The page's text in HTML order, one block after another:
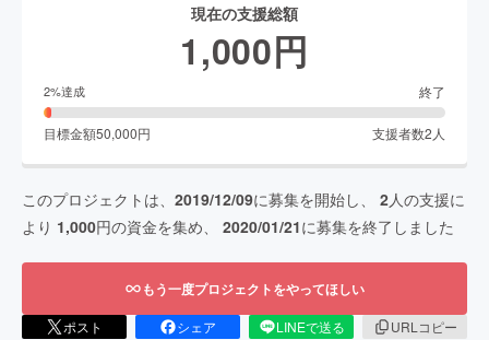
現在の支援総額
1,000円
2%達成 終了
目標金額50,000円 支援者数2 人
このプロジェクトは、 2019/12/09に募集を開始し、 2人の支援に
より 1,000円の資金を集め、 2020/01/21に募集を終了しました
もう一度プロジェクトをやってほしい
ポスト シェア LINEで送る
URLコピー